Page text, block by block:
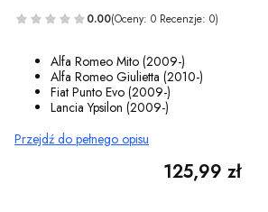
0.00(Oceny: 0 Recenzje: 0)
Alfa Romeo Mito (2009-)
Alfa Romeo Giulietta (2010-)
Fiat Punto Evo (2009-)
Lancia Ypsilon (2009-)
Przejdź do pełnego opisu
Cena
125,99 zł